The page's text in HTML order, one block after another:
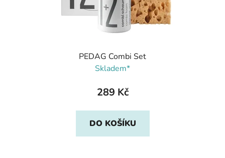
PEDAG Combi Set
Skladem*
289 Kč
DO KOŠÍKU